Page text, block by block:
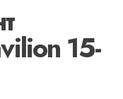
15-